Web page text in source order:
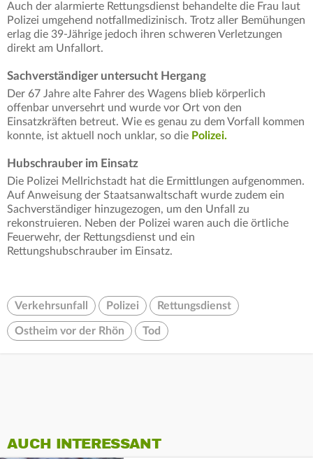
Auch der alarmierte Rettungsdienst behandelte die Frau laut
Polizei umgehend notfallmedizinisch. Trotz aller Bemühungen
erlag die 39-Jährige jedoch ihren schweren Verletzungen
direkt am Unfallort.
Sachverständiger untersucht Hergang
Der 67 Jahre alte Fahrer des Wagens blieb körperlich
offenbar unversehrt und wurde vor Ort von den
Einsatzkräften betreut. Wie es genau zu dem Vorfall kommen
konnte, ist aktuell noch unklar, so die Polizei.
Hubschrauber im Einsatz
Die Polizei Mellrichstadt hat die Ermittlungen aufgenommen.
Auf Anweisung der Staatsanwaltschaft wurde zudem ein
Sachverständiger hinzugezogen, um den Unfall zu
rekonstruieren. Neben der Polizei waren auch die örtliche
Feuerwehr, der Rettungsdienst und ein
Rettungshubschrauber im Einsatz.
Verkehrsunfall Polizei Rettungsdienst
Ostheim vor der Rhön Tod
AUCH INTERESSANT